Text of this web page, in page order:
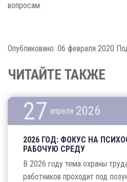
вопросам.
Опубликовано: 06 февраля 2020
ЧИТАЙТЕ ТАКЖЕ
27 апреля 2026
2026 ГОД: ФОКУС НА
РАБОЧУЮ СРЕДУ
В 2026 году тема охраны
работников проходит под